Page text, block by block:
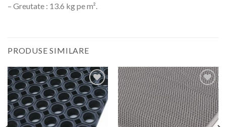
– Greutate : 13.6 kg pe m².
PRODUSE SIMILARE
Adauga
la
favorite
Adauga
la
favorite